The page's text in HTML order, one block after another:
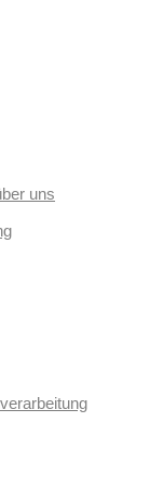
autom.
Federung
Teilbare
palubního
(ASR),
přívěsu
bremsen ,
Airbag, Antrieb
uns